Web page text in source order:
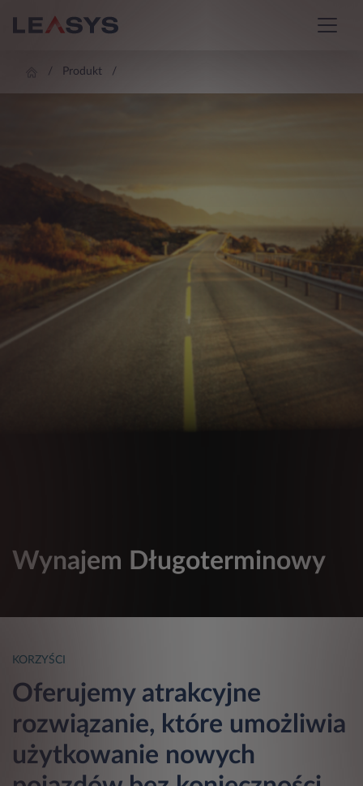
Produkt
Wynajem Długoterminowy
KORZYŚCI
Oferujemy atrakcyjne
rozwiązanie, które umożliwia
użytkowanie nowych